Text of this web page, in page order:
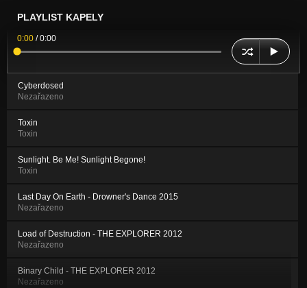
PLAYLIST KAPELY
0:00 /0:00
Cyberdosed
Nezařazeno
Toxin
Toxin
Sunlight. Be Me! Sunlight Begone!
Toxin
Last Day On Earth - Drowner's Dance 2015
Nezařazeno
Load of Destruction - THE EXPLORER 2012
Nezařazeno
Binary Child - THE EXPLORER 2012
Nezařazeno